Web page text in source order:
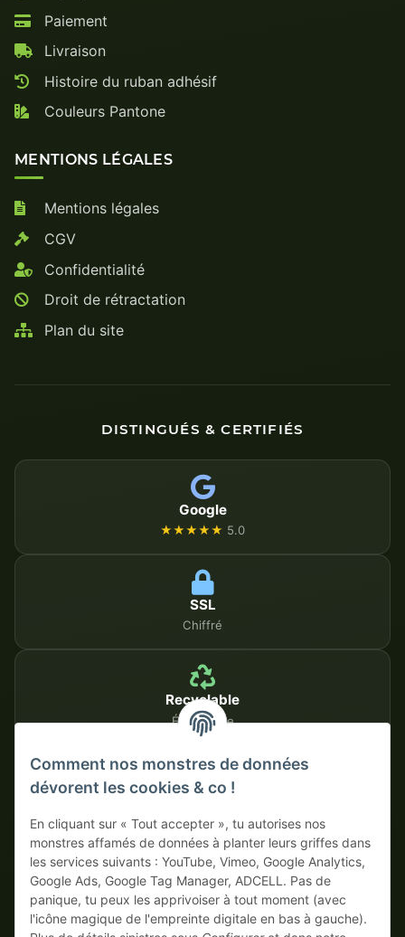
Paiement
Livraison
Histoire du ruban adhésif
Couleurs Pantone
MENTIONS LÉGALES
Mentions légales
CGV
Confidentialité
Droit de rétractation
Plan du site
DISTINGUÉS & CERTIFIÉS
Google
★★★★★ 5.0
SSL
Chiffré
Recyclable
Écologique
MÉTHODES DE PAIEMENT SÉCURISÉES
Sur facture Paiement anticipé avec escompte
Comment nos monstres de données
dévorent les cookies & co !
En cliquant sur « Tout accepter », tu autorises nos
monstres affamés de données à planter leurs griffes dans
les services suivants : YouTube, Vimeo, Google Analytics,
Google Ads, Google Tag Manager, ADCELL. Pas de
panique, tu peux les apprivoiser à tout moment (avec
l'icône magique de l'empreinte digitale en bas à gauche).